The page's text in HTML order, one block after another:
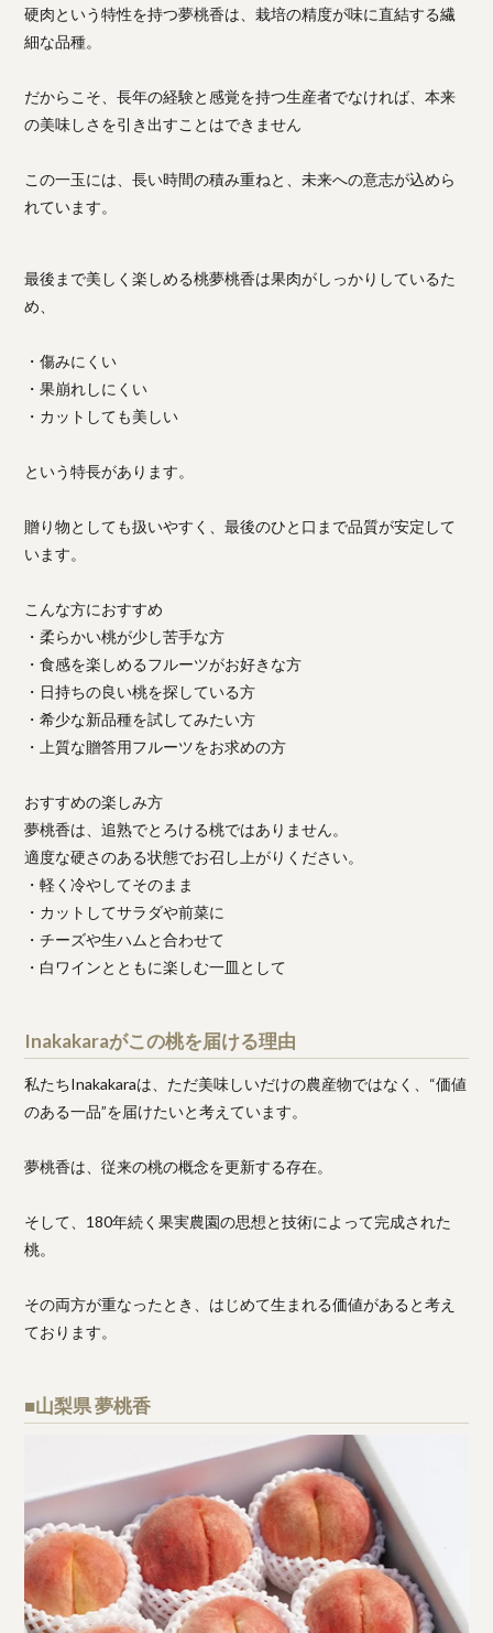
硬肉という特性を持つ夢桃香は、栽培の精度が味に直結する繊
細な品種。
だからこそ、長年の経験と感覚を持つ生産者でなければ、本来
の美味しさを引き出すことはできません
この一玉には、長い時間の積み重ねと、未来への意志が込めら
れています。
最後まで美しく楽しめる桃夢桃香は果肉がしっかりしているた
め、
・傷みにくい
・果崩れしにくい
・カットしても美しい
という特長があります。
贈り物としても扱いやすく、最後のひと口まで品質が安定して
います。
こんな方におすすめ
・柔らかい桃が少し苦手な方
・食感を楽しめるフルーツがお好きな方
・日持ちの良い桃を探している方
・希少な新品種を試してみたい方
・上質な贈答用フルーツをお求めの方
おすすめの楽しみ方
夢桃香は、追熟でとろける桃ではありません。
適度な硬さのある状態でお召し上がりください。
・軽く冷やしてそのまま
・カットしてサラダや前菜に
・チーズや生ハムと合わせて
・白ワインとともに楽しむ一皿として
Inakakaraがこの桃を届ける理由
私たちInakakaraは、ただ美味しいだけの農産物ではなく、“価値
のある一品”を届けたいと考えています。
夢桃香は、従来の桃の概念を更新する存在。
そして、180年続く果実農園の思想と技術によって完成された
桃。
その両方が重なったとき、はじめて生まれる価値があると考え
ております。
■山梨県 夢桃香